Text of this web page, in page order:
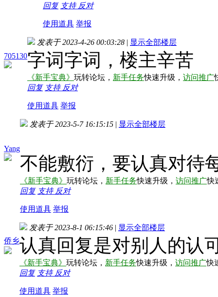
回复 支持 反对
使用道具 举报
705130
发表于 2023-4-26 00:03:28 | 显示全部楼层
字词字词，楼主辛苦
《新手宝典》 玩转论坛， 新手任务快速升级， 访问推广
回复 支持 反对
使用道具 举报
Yang
发表于 2023-5-7 16:15:15 | 显示全部楼层
不能敷衍，要认真对待
《新手宝典》 玩转论坛， 新手任务快速升级， 访问推广快
回复 支持 反对
使用道具 举报
侨乡
发表于 2023-8-1 06:15:46 | 显示全部楼层
认真回复是对别人的认
《新手宝典》 玩转论坛， 新手任务快速升级， 访问推广快
回复 支持 反对
使用道具 举报